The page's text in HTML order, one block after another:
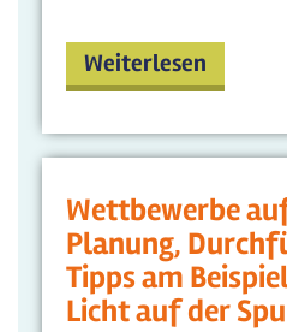
Weiterlesen
Wettbewerbe
Planung,
Tipps am
Licht auf der